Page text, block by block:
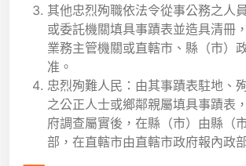
其他忠烈殉職依法令從事公務之人
或委託機關填具事蹟表並造具清冊
業務主管機關或直轄市、縣（市）
准。
忠烈殉難人民：由其事蹟表駐地、
之公正人士或鄉鄰親屬填具事蹟表
府調查屬實後，在縣（市）由縣（
部，在直轄市由直轄市政府報內政